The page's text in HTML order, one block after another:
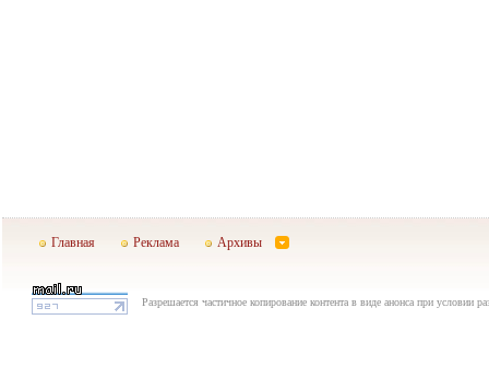
Главная Реклама Архивы
Разрешается частичное копирование контента в виде анонса при условии